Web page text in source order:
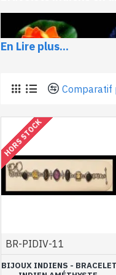
artisanalement en Inde
rend encore plus
En Lire plus...
Comparatif
HORS STOCK
BR-PIDIV-11
BIJOUX INDIENS - BRACELET